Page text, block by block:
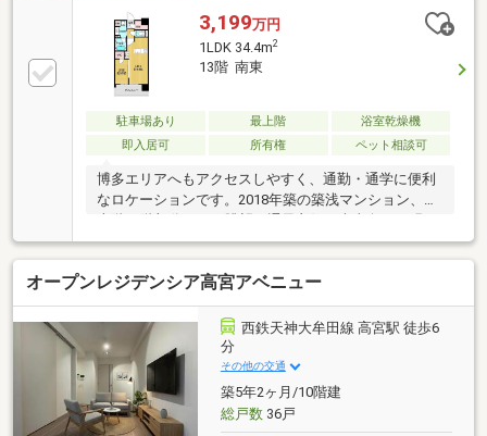
3,199万円
1LDK 34.4m2
13階 南東
駐車場あり 最上階
浴室乾燥機
即入居可
所有権 ペット相談可
博多エリアへもアクセスしやすく、通勤・通学に便利
なロケーションです。2018年築の築浅マンション、最
く開放感のある室内です。◎ペット飼育可(細則有)
オープンレジデンシア高宮アベニュー
西鉄天神大牟田線 高宮駅 徒歩6
分
その他の交通
築5年2ヶ月/10階建
総戸数36戸